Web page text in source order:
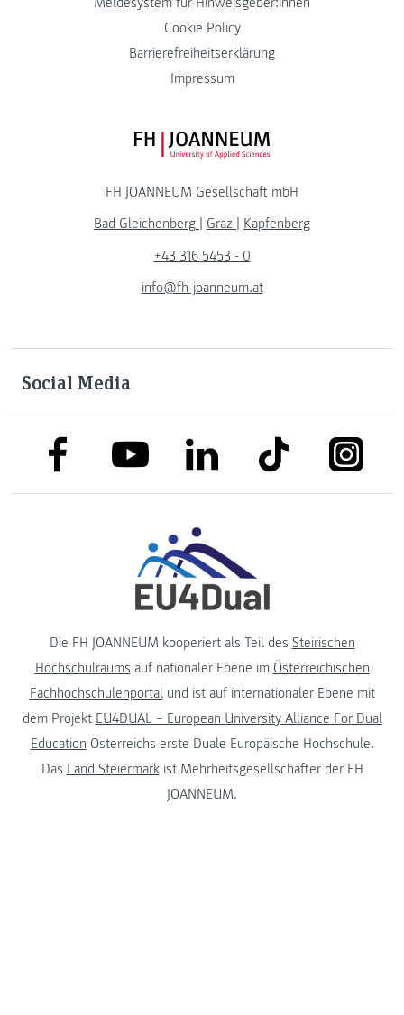
Cookie Policy
Barrierefreiheitserklärung
Impressum
FH JOANNEUM Logo
FH JOANNEUM Gesellschaft mbH
Bad Gleichenberg
Graz
Kapfenberg
+43 316 5453 - 0
info@fh-joanneum.at
Social Media
link to facebooklink to youtubelink to linkedinlink to tiktok
Die FH JOANNEUM kooperiert als Teil des Steirischen
Hochschulraums auf nationaler Ebene im Österreichischen
Fachhochschulenportalund ist auf internationaler Ebene mit
dem Projekt EU4DUAL – European University Alliance For Dual
Education Österreichs erste Duale Europäische Hochschule.
Das Land Steiermarkist Mehrheitsgesellschafter der FH
JOANNEUM.